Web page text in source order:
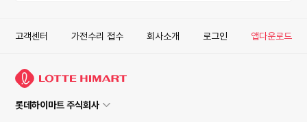
고객센터 가전수리 접수 회사소개 로그인 앱다운로드
롯데하이마트 주식회사